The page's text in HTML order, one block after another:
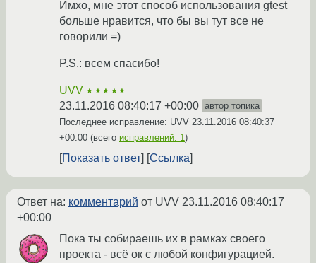
Имхо, мне этот способ использования gtest
больше нравится, что бы вы тут все не
говорили =)
P.S.: всем спасибо!
UVV ★★★★★
23.11.2016 08:40:17 +00:00 автор топика
Последнее исправление: UVV 23.11.2016 08:40:37
+00:00 (всего исправлений: 1)
Показать ответ Ссылка
Ответ на: комментарий от UVV 23.11.2016 08:40:17
+00:00
Пока ты собираешь их в рамках своего
проекта - всё ок с любой конфигурацией.